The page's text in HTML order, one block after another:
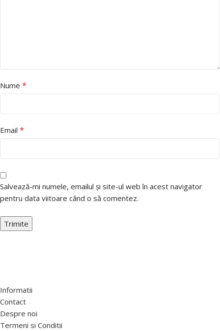
Nume *
Email *
Salvează-mi numele, emailul și site-ul web în acest navigator
pentru data viitoare când o să comentez.
Informatii
Contact
Despre noi
Termeni si Conditii